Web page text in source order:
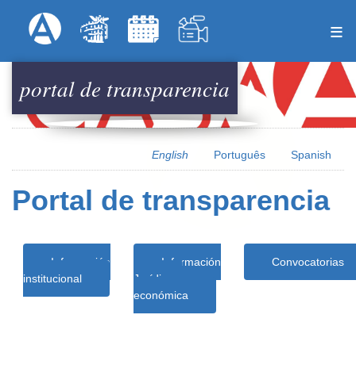
to
Menú Superior
portal de transparencia
English Português Spanish
Portal de transparencia
Información
institucional
Información
Jurídica y
económica
Convocatorias